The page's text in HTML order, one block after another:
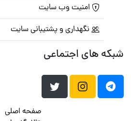
امنیت وب سایت
نگهداری و پشتیبانی سایت
شبکه های اجتماعی
صفحه اصلی